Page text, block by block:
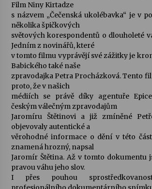
28. 7. 2026
Votavžatský ploty
23. 7. 2026
Letní koncerty ve
Vysočinka
17. 7. 2026
Ozvěny prázdnin
14. 7. 2026
Film Niny Kirtadze
s názvem „Čečenská ukolébavka“ je v
několika špičkových
světových korespondentů o dlouholeté
Jedním z novinářů, které
v tomto filmu vyprávějí své zážitky je
Babického také naše
zpravodajka Petra Procházková. Tento
proto, že v našich
médiích se právě díky agentuře
českým válečným zpravodajům
Jaromíru Štětinovi a již zmíněné
objevovaly autentické a
věrohodné informace o dění v této
znamená hrozný, napsal
Jaromír Štětina. Až v tomto dokumentu
pravou váhu jeho slov.
I přes pouhou